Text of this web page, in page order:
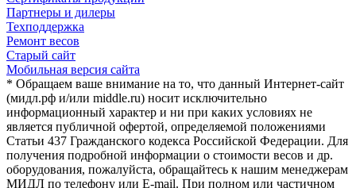
Партнеры и дилеры
Техподдержка
Ремонт весов
Старый сайт
Мобильная версия сайта
* Обращаем ваше внимание на то, что данный Интернет-сайт
(мидл.рф и/или middle.ru) носит исключительно
информационный характер и ни при каких условиях не
является публичной офертой, определяемой положениями
Статьи 437 Гражданского кодекса Российской Федерации. Для
получения подробной информации о стоимости весов и др.
оборудования, пожалуйста, обращайтесь к нашим менеджерам
МИДЛ по телефону или E-mail. При полном или частичном